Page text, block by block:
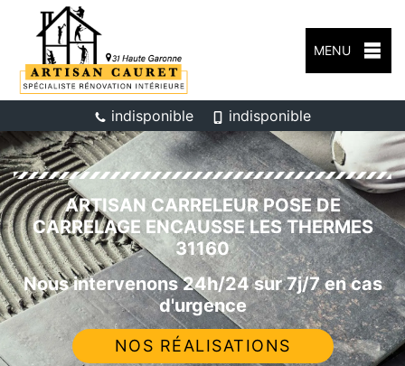
MENU
indisponible indisponible
ARTISAN CARRELEUR POSE DE
CARRELAGE ENCAUSSE LES THERMES
31160
Nous intervenons 24h/24 sur 7j/7 en cas
d'urgence
NOS RÉALISATIONS